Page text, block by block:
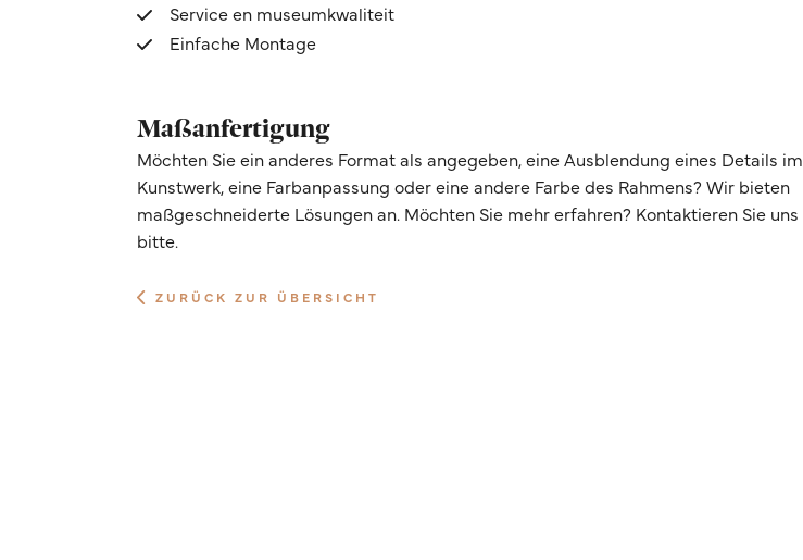
Service en museumkwaliteit
Einfache Montage
Maßanfertigung
Möchten Sie ein anderes Format als angegeben, eine Ausblendung eines Details im
Kunstwerk, eine Farbanpassung oder eine andere Farbe des Rahmens? Wir bieten
maßgeschneiderte Lösungen an. Möchten Sie mehr erfahren? Kontaktieren Sie uns
bitte.
ZURÜCK ZUR ÜBERSICHT